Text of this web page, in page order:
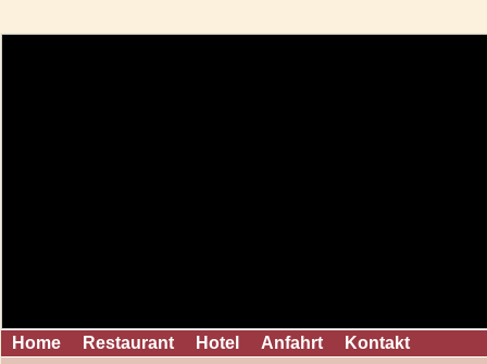
Home Restaurant Hotel Anfahrt Kontakt